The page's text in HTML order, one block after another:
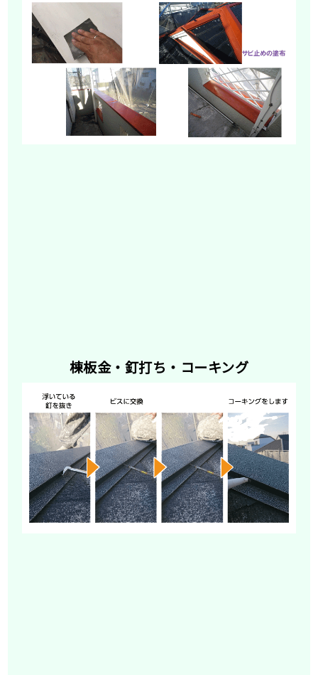
棟板金・釘打ち・コーキング